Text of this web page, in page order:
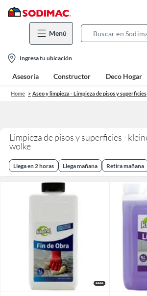
Menú
location-
icon
Ingresa tu ubicación
Asesoría Constructor Deco Hogar
Home Aseo y limpieza - Limpieza de pisos y superficies
Limpieza de pisos y superficies - kleine
wolke
Llega en 2 horas Llega mañana Retira mañana